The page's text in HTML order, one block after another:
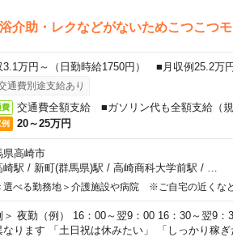
介助・レクなどがないためこつこつ
3.1万円～（日勤時給1750円） ■月収例25.2万
通費別途支給あり
費 交通費全額支給 ■ガソリン代も全額支給（
20～25万円
県高崎市
崎駅 / 新町(群馬県)駅 / 高崎商科大学前駅 /
選べる勤務地＞介護施設や病院 ※ご自宅の近くな
＞ 夜勤（例） 16：00～翌9：00 16：30～翌9
なります 「土日祝は休みたい」 「しっかり稼